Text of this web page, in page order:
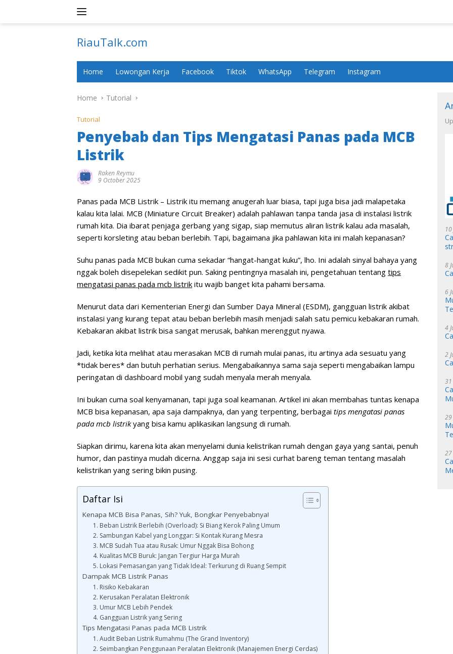
RiauTalk.com
Informasi
Home Lowongan Kerja Facebook Tiktok WhatsApp Telegram Instagram
Home Tutorial
Tutorial
Penyebab dan Tips Mengatasi Panas pada MCB
Listrik
Raken Reymu
9 October 2025
Panas pada MCB Listrik – Listrik itu memang anugerah luar biasa, tapi juga bisa jadi malapetaka
kalau kita lalai. MCB (Miniature Circuit Breaker) adalah pahlawan tanpa tanda jasa di instalasi listrik
rumah kita. Dia ibarat penjaga gerbang yang sigap, siap memutus aliran listrik kalau ada masalah,
seperti korsleting atau beban berlebih. Tapi, bagaimana jika pahlawan kita ini malah kepanasan?
Suhu panas pada MCB bukan cuma sekadar “hangat-hangat kuku”, lho. Ini adalah sinyal bahaya yang
nggak boleh disepelekan sedikit pun. Saking pentingnya masalah ini, pengetahuan tentang tips
mengatasi panas pada mcb listrik itu wajib banget kita pahami bersama.
Menurut data dari Kementerian Energi dan Sumber Daya Mineral (ESDM), gangguan listrik akibat
instalasi yang kurang tepat atau beban berlebih masih menjadi salah satu pemicu kebakaran rumah.
Kebakaran akibat listrik bisa sangat merusak, bahkan merenggut nyawa.
Jadi, ketika kita melihat atau merasakan MCB di rumah mulai panas, itu artinya ada sesuatu yang
*tidak beres* dan butuh perhatian serius. Mengabaikannya sama saja seperti mengabaikan lampu
peringatan di dashboard mobil yang sudah menyala merah menyala.
Ini bukan cuma soal kenyamanan, tapi juga soal keamanan. Artikel ini akan membahas tuntas kenapa
MCB bisa kepanasan, apa saja dampaknya, dan yang terpenting, berbagai tips mengatasi panas
pada mcb listrikyang bisa kamu aplikasikan langsung di rumah.
Siapkan dirimu, karena kita akan menyelami dunia kelistrikan rumah dengan gaya yang santai, penuh
humor, dan pastinya mudah dicerna. Anggap saja ini sesi curhat bareng teman tentang masalah
kelistrikan yang sering bikin pusing.
Daftar Isi
Kenapa MCB Bisa Panas, Sih? Yuk, Bongkar Penyebabnya!
1. Beban Listrik Berlebih (Overload): Si Biang Kerok Paling Umum
2. Sambungan Kabel yang Longgar: Si Kontak Kurang Mesra
3. MCB Sudah Tua atau Rusak: Umur Nggak Bisa Bohong
4. Kualitas MCB Buruk: Jangan Tergiur Harga Murah
5. Lokasi Pemasangan yang Tidak Ideal: Terkurung di Ruang Sempit
Dampak MCB Listrik Panas
1. Risiko Kebakaran
2. Kerusakan Peralatan Elektronik
3. Umur MCB Lebih Pendek
4. Gangguan Listrik yang Sering
Tips Mengatasi Panas pada MCB Listrik
1. Audit Beban Listrik Rumahmu (The Grand Inventory)
2. Seimbangkan Penggunaan Peralatan Elektronik (Manajemen Energi Cerdas)
8
6
4
2